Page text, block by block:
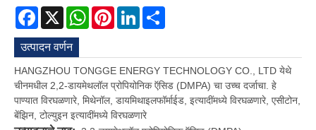
Facebook
X WhatsApp
PinterestLinkedIn
उत्पादन वर्णन
HANGZHOU TONGGE ENERGY TECHNOLOGY CO., LTD येथे
चीनमधील 2,2-डायमेथलॉल प्रोपियोनिक ऍसिड (DMPA) चा उच्च दर्जाचा. हे
पाण्यात विरघळणारे, मिथेनॉल, डायमिथाइलफॉर्माईड, इत्यादींमध्ये विरघळणारे, एसीटोन,
बेंझिन, टोल्युइन इत्यादींमध्ये विरघळणारे